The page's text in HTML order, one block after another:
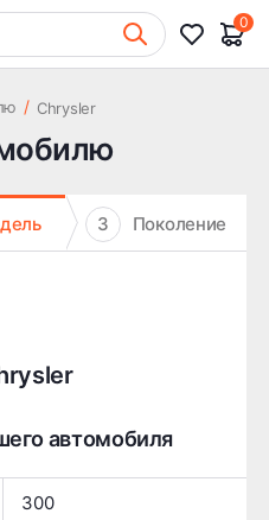
0
/ Chrysler
3 Поколение
автомобиля
300